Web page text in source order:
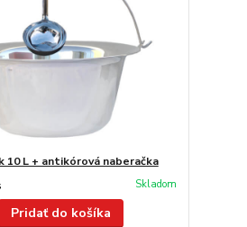
L + antikórová naberačka
Skladom
Pridať do košíka